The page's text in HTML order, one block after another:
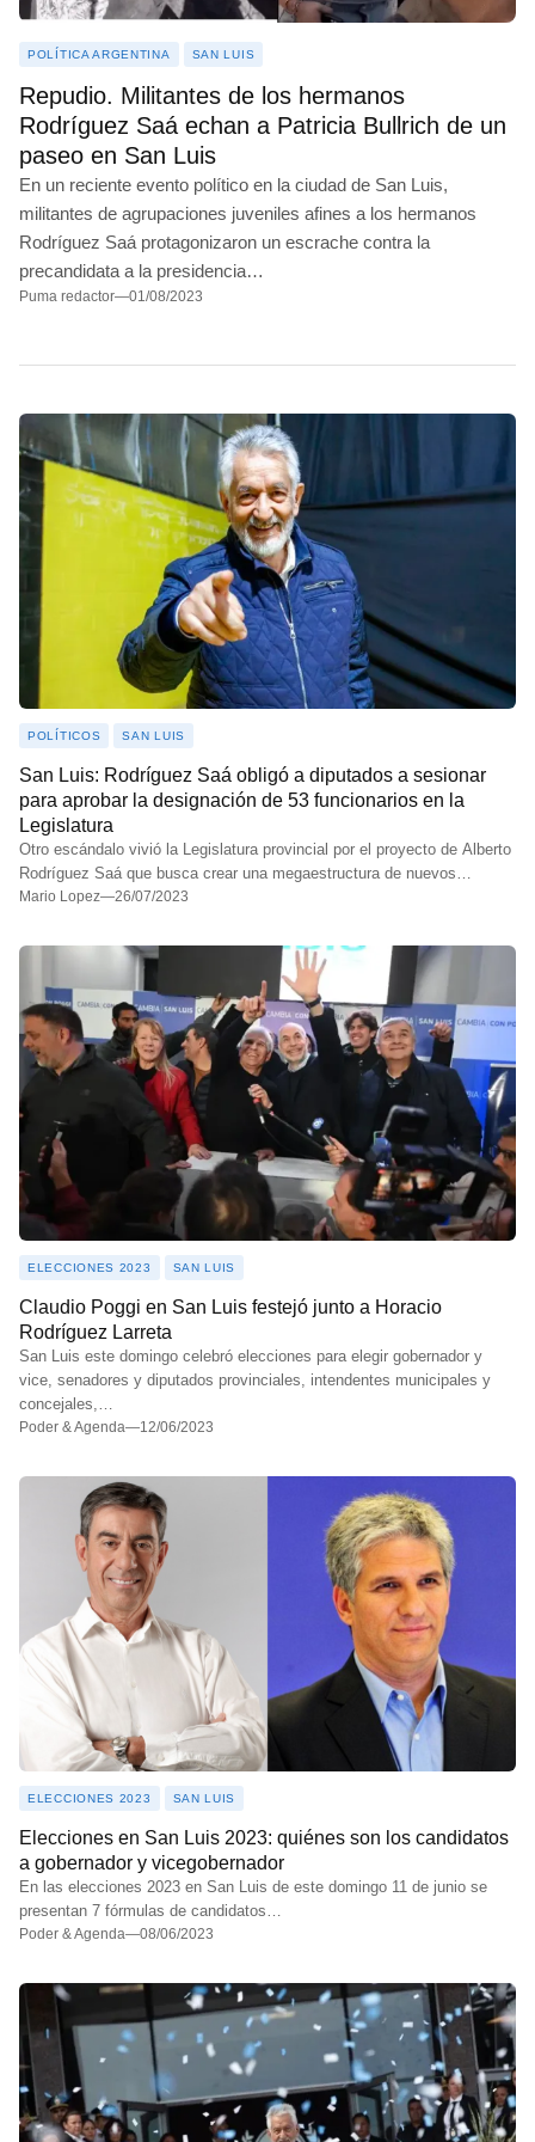
JUNÍN
BALCARCE
MARCOS PAZ
MAR DEL PLATA
POLÍTICA ARGENTINA SAN LUIS
Repudio. Militantes de los hermanos
Rodríguez Saá echan a Patricia Bullrich de un
paseo en San Luis
En un reciente evento político en la ciudad de San Luis,
militantes de agrupaciones juveniles afines a los hermanos
Rodríguez Saá protagonizaron un escrache contra la
precandidata a la presidencia…
Puma redactor—01/08/2023
POLÍTICOS SAN LUIS
San Luis: Rodríguez Saá obligó a diputados a sesionar
para aprobar la designación de 53 funcionarios en la
Legislatura
Otro escándalo vivió la Legislatura provincial por el proyecto de Alberto
Rodríguez Saá que busca crear una megaestructura de nuevos…
Mario Lopez—26/07/2023
ELECCIONES 2023 SAN LUIS
Claudio Poggi en San Luis festejó junto a Horacio
Rodríguez Larreta
San Luis este domingo celebró elecciones para elegir gobernador y
vice, senadores y diputados provinciales, intendentes municipales y
concejales,…
Poder & Agenda—12/06/2023
ELECCIONES 2023 SAN LUIS
Elecciones en San Luis 2023: quiénes son los candidatos
a gobernador y vicegobernador
En las elecciones 2023 en San Luis de este domingo 11 de junio se
presentan 7 fórmulas de candidatos…
Poder & Agenda—08/06/2023